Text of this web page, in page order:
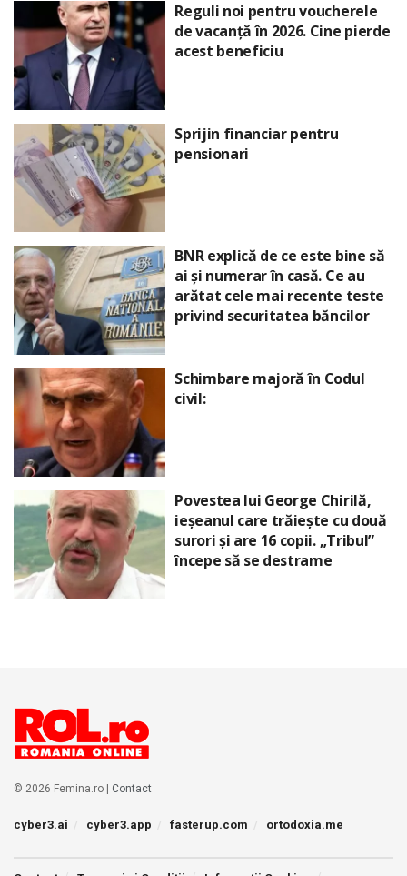
Reguli noi pentru voucherele
de vacanță în 2026. Cine pierde
acest beneficiu
Sprijin financiar pentru
pensionari
BNR explică de ce este bine să
ai și numerar în casă. Ce au
arătat cele mai recente teste
privind securitatea băncilor
Schimbare majoră în Codul
civil:
Povestea lui George Chirilă,
ieșeanul care trăiește cu două
surori și are 16 copii. „Tribul”
începe să se destrame
© 2026 Femina.ro | Contact
cyber3.ai cyber3.app fasterup.com ortodoxia.me